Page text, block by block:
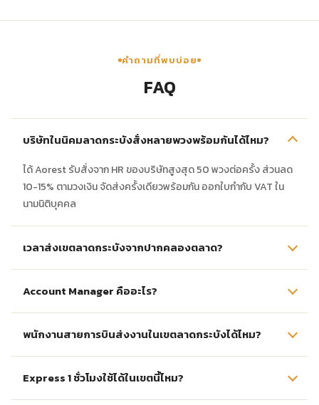
คำถามที่พบบ่อย
FAQ
บริษัทในนิคมลาดกระบังสั่งหลายพวงพร้อมกันได้ไหม?
ได้ Aorest รับสั่งจาก HR ของบริษัทสูงสุด 50 พวงต่อครั้ง ส่วนลด
10-15% ตามวงเงิน จัดส่งครั้งเดียวพร้อมกัน ออกใบกำกับ VAT ใน
นามนิติบุคคล
เวลาส่งเขตลาดกระบังจากปากคลองตลาด?
Account Manager คืออะไร?
พนักงานสายการบินส่งงานในเขตลาดกระบังได้ไหม?
Express 1 ชั่วโมงใช้ได้ในเขตนี้ไหม?